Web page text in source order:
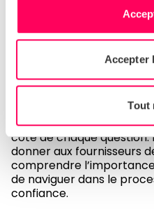
Accepter
Tout
Soutien et conseils
Nous comprenons que
fournisseurs de services.
inclus des explications et
côté de chaque
donner aux fournisseurs
comprendre
de naviguer dans le
confiance.